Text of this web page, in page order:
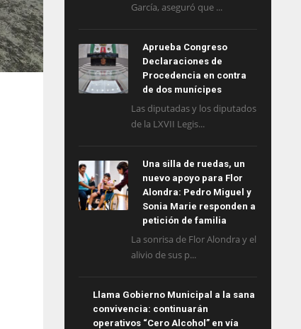
García, aseguró que ...
Aprueba Congreso
Declaraciones de
Procedencia en contra
de dos munícipes
Las diputadas y los diputados
de la LXVII Legis...
Una silla de ruedas, un
nuevo apoyo para Flor
Alondra: Pedro Miguel y
Sonia Marie responden a
petición de familia
La sonrisa de Flor Alondra y el
alivio de sus p...
Llama Gobierno Municipal a la sana
convivencia: continuarán
operativos “Cero Alcohol” en vía